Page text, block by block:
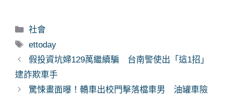
分
類
社會
標
籤
ettoday
假投資坑婦129萬繼續騙 台南警使出「這1招」
逮詐欺車手
驚悚畫面曝！轎車出校門擊落檔車男 油罐車險